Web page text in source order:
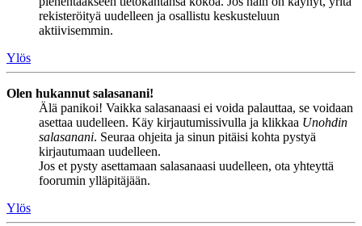
rekisteröityä uudelleen ja osallistu keskusteluun
aktiivisemmin.
Ylös
Olen hukannut salasanani!
Älä panikoi! Vaikka salasanaasi ei voida palauttaa, se voidaan
asettaa uudelleen. Käy kirjautumissivulla ja klikkaa Unohdin
salasanani. Seuraa ohjeita ja sinun pitäisi kohta pystyä
kirjautumaan uudelleen.
Jos et pysty asettamaan salasanaasi uudelleen, ota yhteyttä
foorumin ylläpitäjään.
Ylös